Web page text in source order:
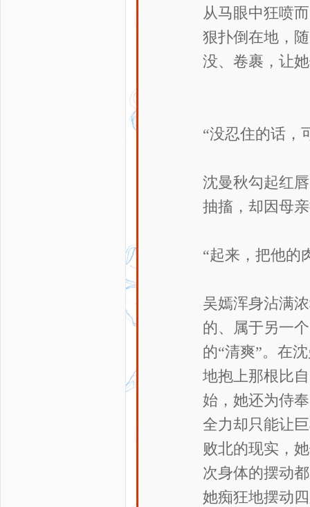
从马眼中狂喷
狠扑倒在地，
没、卷裹，让
“没忍住的话，
沈曼秋勾起红
抽搐，却因母
“起来，把他的
吴嫣浑身沾满
的、属于另一
的“清爽”。在
地抱上那根比
始，她还为侍
全力却只能让
败北的现实，
次身体的摆动
她痴狂地摆动